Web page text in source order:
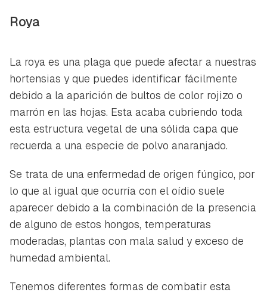
Roya
La roya es una plaga que puede afectar a nuestras
hortensias y que puedes identificar fácilmente
debido a la aparición de bultos de color rojizo o
marrón en las hojas. Esta acaba cubriendo toda
esta estructura vegetal de una sólida capa que
recuerda a una especie de polvo anaranjado.
Se trata de una enfermedad de origen fúngico, por
lo que al igual que ocurría con el oídio suele
aparecer debido a la combinación de la presencia
de alguno de estos hongos, temperaturas
moderadas, plantas con mala salud y exceso de
humedad ambiental.
Tenemos diferentes formas de combatir esta